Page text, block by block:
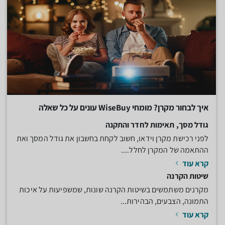
איך לבחור מקרן? מומחי WiseBuy עונים על כל שאלה
גודל מסך, תאימות לחדר והתקנה
לפני רכישת מקרן וידאו, חשוב לקחת בחשבון את גודל המסך ואת
ההתאמה של המקרן לחלל....
קרא עוד
שיטות הקרנה
מקרנים משתמשים בשיטות הקרנה שונות, שמשפיעות על איכות
התמונה, הצבעים, הבהירות...
קרא עוד